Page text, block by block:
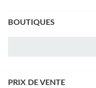
BOUTIQUES
PRIX DE VENTE